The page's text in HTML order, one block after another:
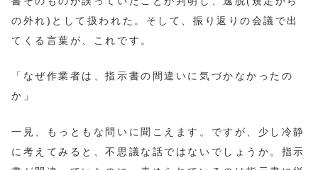
の外れ)として扱われた。そして、振り返りの会議で出
てくる言葉が、これです。
「なぜ作業者は、指示書の間違いに気づかなかったの
か」
一見、もっともな問いに聞こえます。ですが、少し冷静
に考えてみると、不思議な話ではないでしょうか。指示